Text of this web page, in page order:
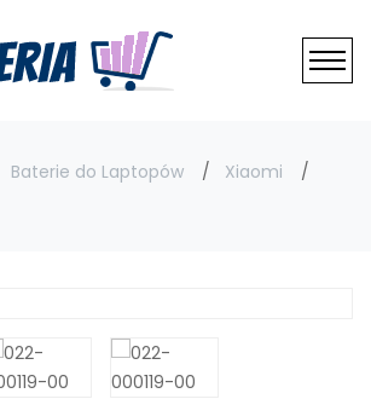
Baterie do Laptopów
Xiaomi